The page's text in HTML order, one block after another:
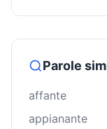
Parole
affante
appianante